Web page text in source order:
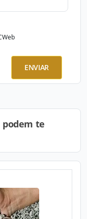
ENVIAR
te